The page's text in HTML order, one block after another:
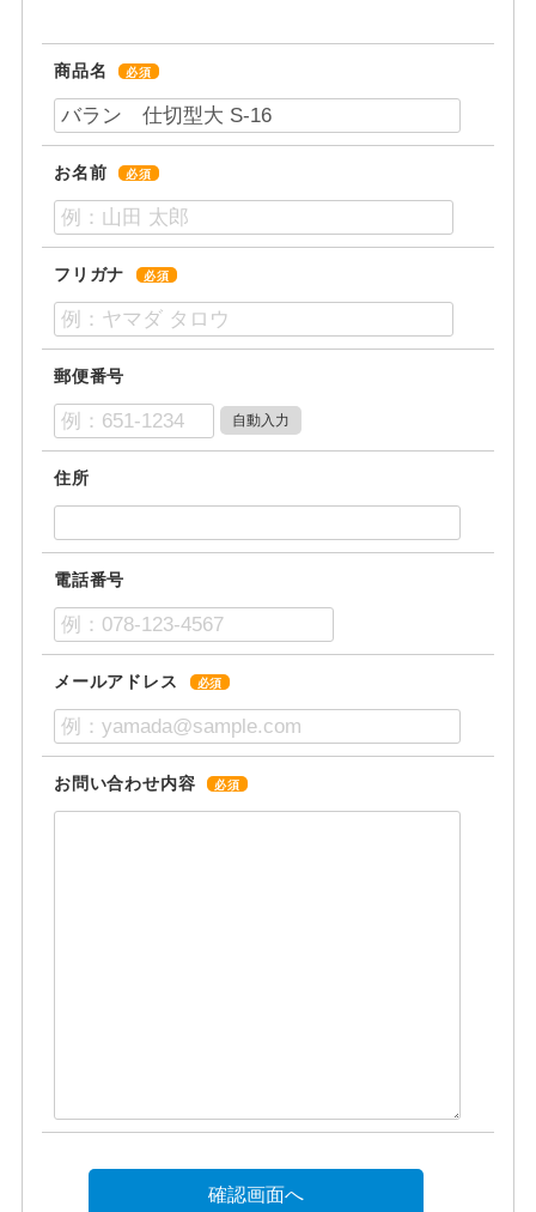
商品名 必須
お名前 必須
フリガナ 必須
郵便番号
住所
電話番号
メールアドレス 必須
お問い合わせ内容 必須